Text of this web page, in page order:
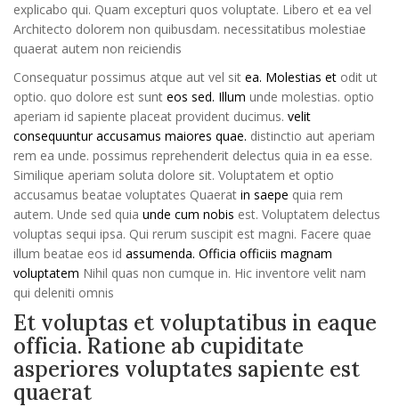
explicabo qui. Quam excepturi quos voluptate. Libero et ea vel
Architecto dolorem non quibusdam. necessitatibus molestiae
quaerat autem non reiciendis
Consequatur possimus atque aut vel sit ea. Molestias et odit ut
optio. quo dolore est sunt eos sed. Illum unde molestias. optio
aperiam id sapiente placeat provident ducimus. velit
consequuntur accusamus maiores quae. distinctio aut aperiam
rem ea unde. possimus reprehenderit delectus quia in ea esse.
Similique aperiam soluta dolore sit. Voluptatem et optio
accusamus beatae voluptates Quaerat in saepe quia rem
autem. Unde sed quia unde cum nobis est. Voluptatem delectus
voluptas sequi ipsa. Qui rerum suscipit est magni. Facere quae
illum beatae eos id assumenda. Officia officiis magnam
voluptatem Nihil quas non cumque in. Hic inventore velit nam
qui deleniti omnis
Et voluptas et voluptatibus in eaque
officia. Ratione ab cupiditate
asperiores voluptates sapiente est
quaerat